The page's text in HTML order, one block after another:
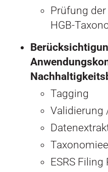
Prüfung
HGB-
Tagging
Validierung
ESRS Filing